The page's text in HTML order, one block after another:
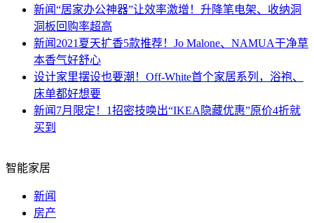
新闻“居家办公神器”让效率激增！升降笔电架、收纳洞
洞板回购率超高
新闻2021夏天扩香5款推荐！Jo Malone、NAMUA干净草
本香气好舒心
设计家里摆设也要潮！Off-White首个家居系列，浴袍、
床单都好想要
新闻 7月限定！1招密技唤出“IKEA隐藏优惠”原价4折就
买到
智能家居
新闻
房产